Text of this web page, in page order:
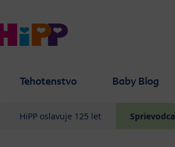
Tehotenstvo Baby Blog
HiPP oslavuje 125 let Sprievodca